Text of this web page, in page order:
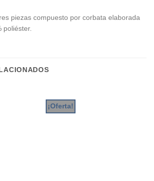
piezas compuesto por corbata elaborada
poliéster.
¡Oferta!